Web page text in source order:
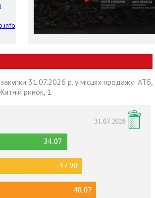
31.07.2026 р. у місцях продажу: АТБ,
ринок, 1